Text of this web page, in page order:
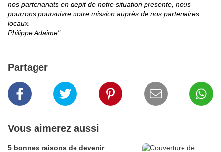
nos partenariats en depit de notre situation presente, nous
pourrons poursuivre notre mission auprès de nos partenaires
locaux.
Philippe Adaime"
Partager
Vous aimerez aussi
5 bonnes raisons de devenir